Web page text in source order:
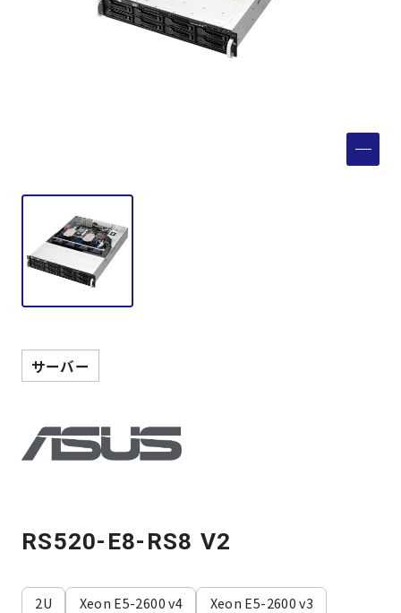
ニュース
弊社の強み
事例
会社案内
サーバー
RS520-E8-RS8 V2
2U Xeon E5-2600 v4 Xeon E5-2600 v3